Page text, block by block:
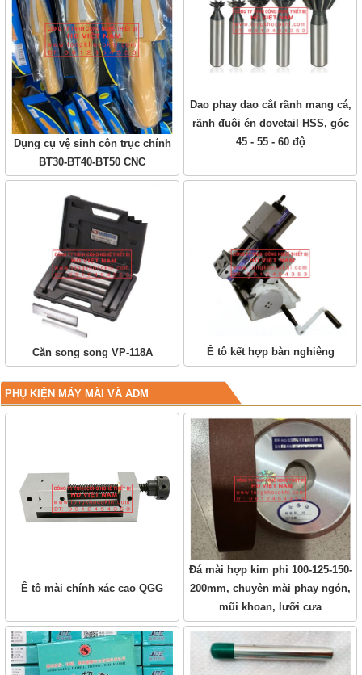
Dụng cụ vệ sinh côn trục chính
BT30-BT40-BT50 CNC
Dao phay dao cắt rãnh mang cá,
rãnh đuôi én dovetail HSS, góc
45 - 55 - 60 độ
Căn song song VP-118A Ê tô kết hợp bàn nghiêng
PHỤ KIỆN MÁY MÀI VÀ ADM
Ê tô mài chính xác cao QGG
Đá mài hợp kim phi 100-125-150-
200mm, chuyên mài phay ngón,
mũi khoan, lưỡi cưa